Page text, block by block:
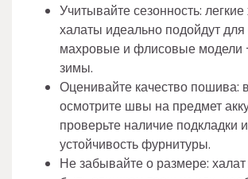
Учитывайте сезонность:
халаты идеально подойдут для
махровые и флисовые модели
зимы.
Оценивайте качество пошива:
осмотрите швы на предмет
проверьте наличие подкладки и
устойчивость фурнитуры.
Не забывайте о размере: